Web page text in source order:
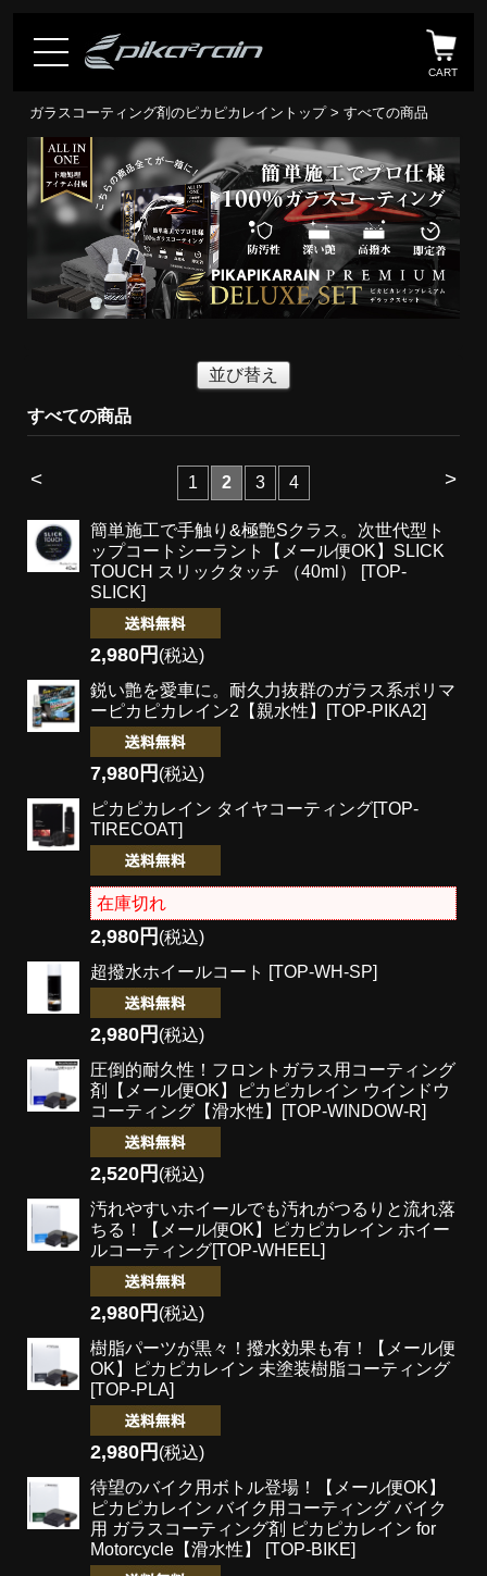
CART
ガラスコーティング剤のピカピカレイントップ> すべての商品
並び替え
すべての商品
< >
1 2 3 4
簡単施工で手触り&極艶Sクラス。次世代型ト
ップコートシーラント
【メール便OK】SLICK
TOUCH スリックタッチ （40ml） [TOP-
SLICK]
2,980円 (税込)
鋭い艶を愛車に。耐久力抜群のガラス系ポリマ
ー ピカピカレイン2【親水性】[TOP-PIKA2]
7,980円 (税込)
ピカピカレイン タイヤコーティング[TOP-
TIRECOAT]
在庫切れ
2,980円 (税込)
超撥水ホイールコート [TOP-WH-SP]
2,980円 (税込)
圧倒的耐久性！フロントガラス用コーティング
剤
【メール便OK】ピカピカレイン ウインドウ
コーティング【滑水性】[TOP-WINDOW-R]
2,520円 (税込)
汚れやすいホイールでも汚れがつるりと流れ落
ちる！
【メール便OK】ピカピカレイン ホイー
ルコーティング[TOP-WHEEL]
2,980円 (税込)
樹脂パーツが黒々！撥水効果も有！
【メール便
OK】ピカピカレイン 未塗装樹脂コーティング
[TOP-PLA]
2,980円 (税込)
待望のバイク用ボトル登場！
【メール便OK】
ピカピカレイン バイク用コーティング バイク
用 ガラスコーティング剤 ピカピカレイン for
Motorcycle【滑水性】 [TOP-BIKE]